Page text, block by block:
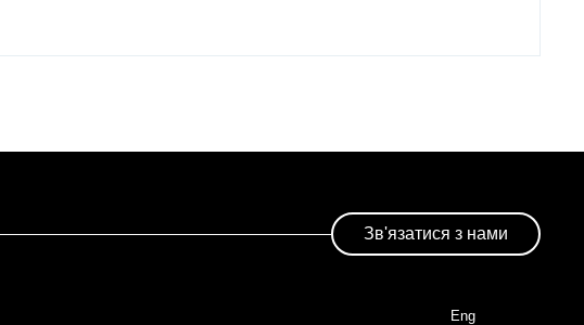
Зв'язатися з нами
Eng